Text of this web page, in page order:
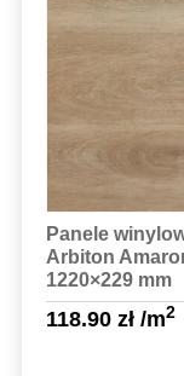
Panele
Arbiton
1220×229 mm
118.90 zł/m2